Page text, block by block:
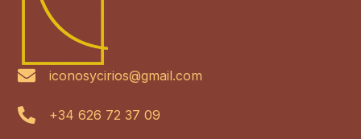
iconosycirios@gmail.com
+34 626 72 37 09